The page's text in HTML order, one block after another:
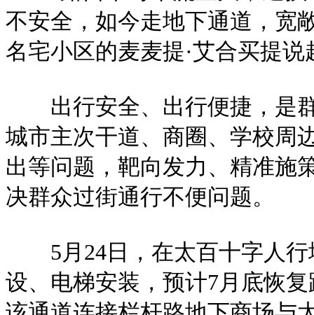
不安全，如今走地下通道，宽
名宅小区的麦麦提·艾合买提
出行安全、出行便捷，是群
城市主次干道、商圈、学校周
出等问题，靶向发力、精准施
决群众过街通行不便问题。
5月24日，在太百十字人行
设、电梯安装，预计7月底恢